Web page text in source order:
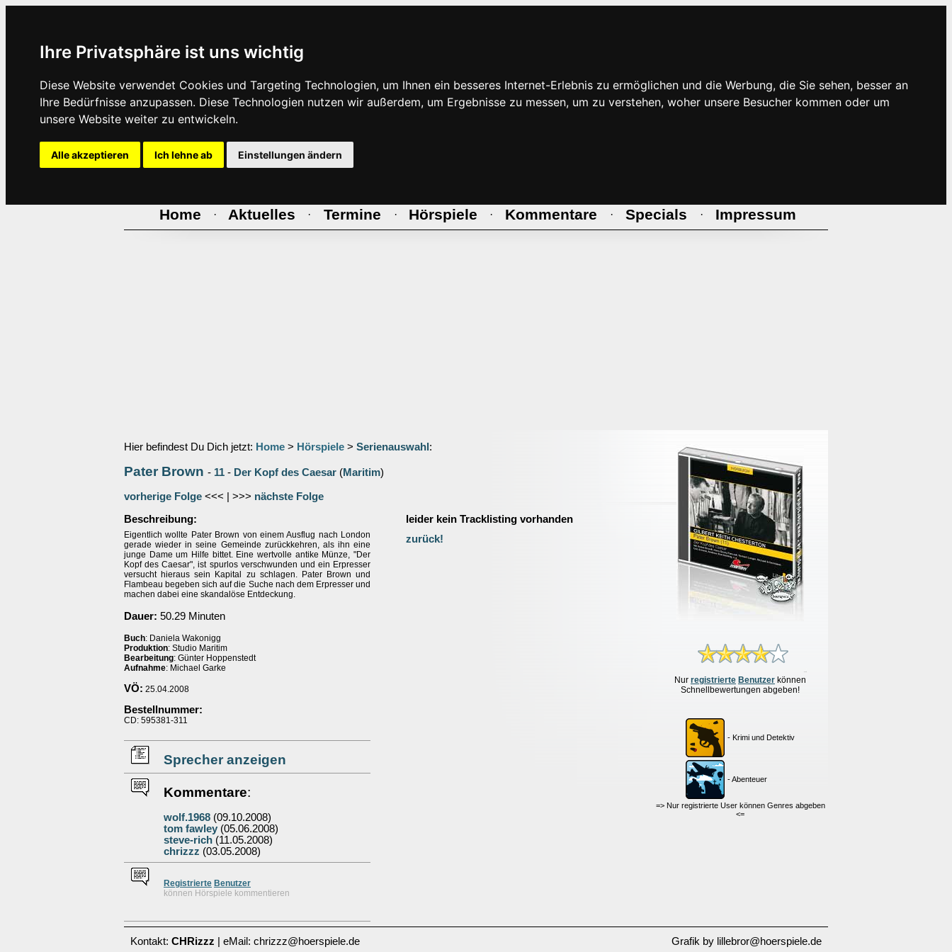
Ihre Privatsphäre ist uns wichtig
Diese Website verwendet Cookies und Targeting Technologien, um Ihnen ein besseres Internet-Erlebnis zu ermöglichen und die Werbung, die Sie sehen, besser an
Ihre Bedürfnisse anzupassen. Diese Technologien nutzen wir außerdem, um Ergebnisse zu messen, um zu verstehen, woher unsere Besucher kommen oder um
unsere Website weiter zu entwickeln.
Alle akzeptieren Ich lehne ab Einstellungen ändern
Home · Aktuelles · Termine · Hörspiele · Kommentare · Specials · Impressum
Hier befindest Du Dich jetzt: Home > Hörspiele > Serienauswahl :
Pater Brown - 11 - Der Kopf des Caesar (Maritim)
vorherige Folge <<< | >>> nächste Folge
Nur registrierte Benutzer können
Schnellbewertungen abgeben!
- Krimi und Detektiv
- Abenteuer
=> Nur registrierte User können Genres abgeben
<=
Beschreibung:
Eigentlich wollte Pater Brown von einem Ausflug nach London
gerade wieder in seine Gemeinde zurückkehren, als ihn eine
junge Dame um Hilfe bittet. Eine wertvolle antike Münze, "Der
Kopf des Caesar", ist spurlos verschwunden und ein Erpresser
versucht hieraus sein Kapital zu schlagen. Pater Brown und
Flambeau begeben sich auf die Suche nach dem Erpresser und
machen dabei eine skandalöse Entdeckung.
Dauer: 50.29 Minuten
Buch: Daniela Wakonigg
Produktion: Studio Maritim
Bearbeitung: Günter Hoppenstedt
Aufnahme: Michael Garke
VÖ: 25.04.2008
Bestellnummer:
CD: 595381-311
Sprecher anzeigen
Kommentare:
wolf.1968 (09.10.2008)
tom fawley (05.06.2008)
steve-rich (11.05.2008)
chrizzz (03.05.2008)
Registrierte Benutzer
können Hörspiele kommentieren
leider kein Tracklisting vorhanden
zurück!
Kontakt: CHRizzz | eMail: chrizzz@hoerspiele.de Grafik by lillebror@hoerspiele.de